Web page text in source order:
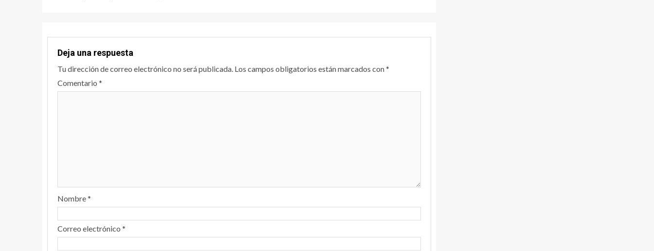
Deja una respuesta
Tu dirección de correo electrónico no será publicada. Los campos obligatorios están marcados con*
Comentario *
Nombre*
Correo electrónico *